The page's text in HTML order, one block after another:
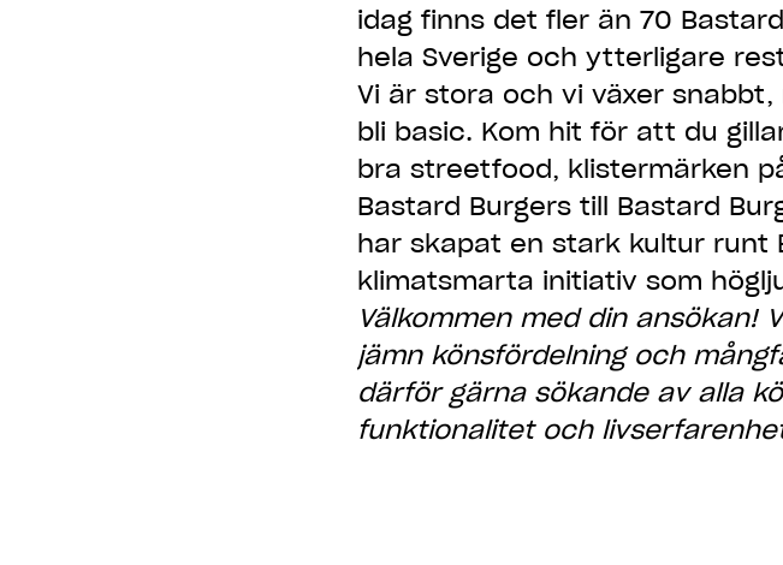
idag finns det fler än 70
hela Sverige och ytterligare
Vi är stora och vi växer
bli basic. Kom hit för att du
bra streetfood, klistermärken
Bastard Burgers till Bastard
har skapat en stark kultur runt
klimatsmarta initiativ som
Välkommen med din ansökan!
jämn könsfördelning och
därför gärna sökande av alla
funktionalitet och